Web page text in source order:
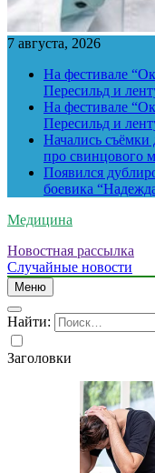
7 августа, 2026
На фестивале
Пересильд и
На фестивале
Пересильд и
Начались съёмки
про свинцового
Появился
боевика
Медицина
Новостная рассылка
Случайные новости
Меню
Найти:
Заголовки